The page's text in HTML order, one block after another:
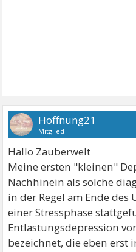
Hoffnung21
Mitglied
Hallo Zauberwelt
Meine ersten "kleinen"
Nachhinein als solche
in der Regel am Ende
einer Stressphase
Entlastungsdepression
bezeichnet, die eben erst